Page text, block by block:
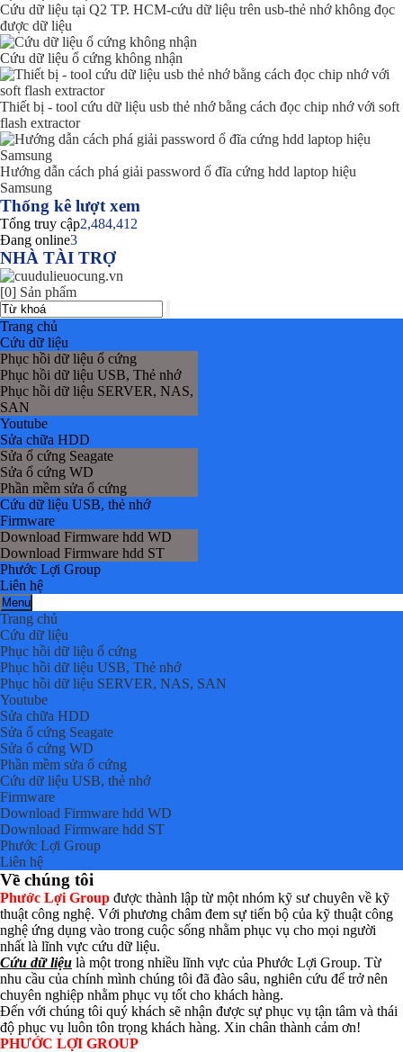
Cứu dữ liệu tại Q2 TP. HCM-cứu dữ liệu trên usb-thẻ nhớ không đọc
được dữ liệu
Cứu dữ liệu ổ cứng không nhận
Thiết bị - tool cứu dữ liệu usb thẻ nhớ bằng cách đọc chip nhớ với soft
flash extractor
Hướng dẫn cách phá giải password ổ đĩa cứng hdd laptop hiệu
Samsung
Thống kê lượt xem
Tổng truy cập2,484,412
Đang online3
NHÀ TÀI TRỢ
[0] Sản phẩm
Trang chủ
Cứu dữ liệu
Phục hồi dữ liệu ổ cứng
Phục hồi dữ liệu USB, Thẻ nhớ
Phục hồi dữ liệu SERVER, NAS,
SAN
Youtube
Sửa chữa HDD
Sửa ổ cứng Seagate
Sửa ổ cứng WD
Phần mềm sửa ổ cứng
Cứu dữ liệu USB, thẻ nhớ
Firmware
Download Firmware hdd WD
Download Firmware hdd ST
Phước Lợi Group
Liên hệ
Menu
Trang chủ
Cứu dữ liệu
Phục hồi dữ liệu ổ cứng
Phục hồi dữ liệu USB, Thẻ nhớ
Phục hồi dữ liệu SERVER, NAS, SAN
Youtube
Sửa chữa HDD
Sửa ổ cứng Seagate
Sửa ổ cứng WD
Phần mềm sửa ổ cứng
Cứu dữ liệu USB, thẻ nhớ
Firmware
Download Firmware hdd WD
Download Firmware hdd ST
Phước Lợi Group
Liên hệ
Về chúng tôi
Phước Lợi Group được thành lập từ một nhóm kỹ sư chuyên về kỹ
thuật công nghệ. Với phương châm đem sự tiến bộ của kỹ thuật công
nghệ ứng dụng vào trong cuộc sống nhằm phục vụ cho mọi người
nhất là lĩnh vực cứu dữ liệu.
Cứu dữ liệu là một trong nhiều lĩnh vực của Phước Lợi Group. Từ
nhu cầu của chính mình chúng tôi đã đào sâu, nghiên cứu để trở nên
chuyên nghiệp nhằm phục vụ tốt cho khách hàng.
Đến với chúng tôi quý khách sẽ nhận được sự phục vụ tận tâm và thái
độ phục vụ luôn tôn trọng khách hàng. Xin chân thành cảm ơn!
PHƯỚC LỢI GROUP